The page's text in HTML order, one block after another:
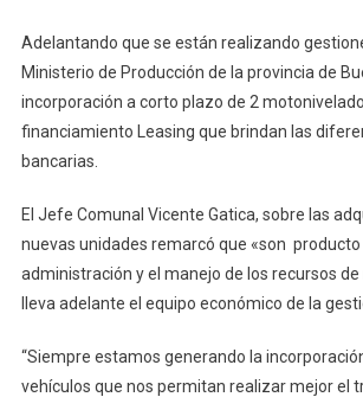
Adelantando que se están realizando
Ministerio de Producción de la provincia de
incorporación a corto plazo de 2
financiamiento Leasing que brindan las
bancarias.
El Jefe Comunal Vicente Gatica, sobre las
nuevas unidades remarcó que «son
administración y el manejo de los recursos
lleva adelante el equipo económico de la
“Siempre estamos generando la
vehículos que nos permitan realizar mejor el